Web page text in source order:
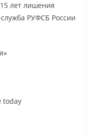
лет лишения
РУФСБ России
today